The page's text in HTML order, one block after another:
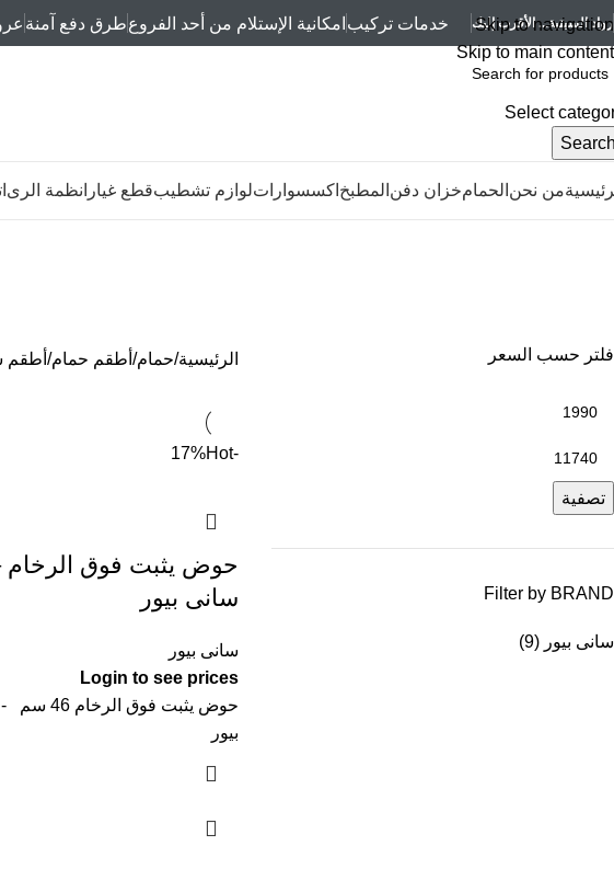
Skip to navigation
Skip to main content
رواد السبتية... الأقرب إليك خدمات تركيب امكانية الإستلام من أحد الفروعطرق دفع آمنة
Select
من نحن الحمامخزان دفن المطبخ اكسسواراتلوازم تشطيبقطع غيار انظمة الرى
فلتر حسب السعر
تصفية
Filter by BRAND
سانى بيور (9)
الرئيسية حمام أطقم حمام أطقم
-17%
Hot
حوض يثبت فوق الرخام
سانى بيور
سانى بيور
Login to see prices
حوض يثبت
بيور